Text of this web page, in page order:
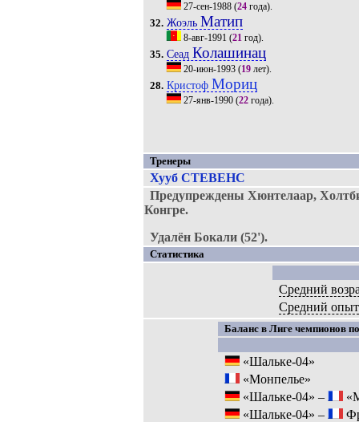
27-сен-1988(24года).
32. Жоэль Матип
8-авг-1991 (21год).
35. Сеад Колашинац
20-июн-1993(19лет).
28. Кристоф Мориц
27-янв-1990(22года).
Тренеры
Хууб СТЕВЕНС
Предупреждены Хюнтелаар,
Конгре.
Удалён Бокали (52').
Статистика
Средний
Средний опыт
Баланс в Лиге чемпионов
«Шальке-04»
«Монпелье»
«Шальке-04» –
«Шальке-04» –